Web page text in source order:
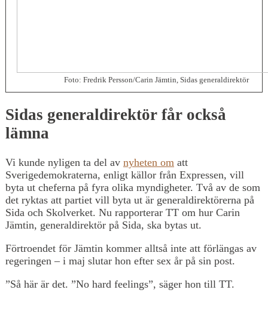
Foto: Fredrik Persson/Carin Jämtin, Sidas generaldirektör
Sidas generaldirektör får också
lämna
Vi kunde nyligen ta del av nyheten om att
Sverigedemokraterna, enligt källor från Expressen, vill
byta ut cheferna på fyra olika myndigheter. Två av de som
det ryktas att partiet vill byta ut är generaldirektörerna på
Sida och Skolverket. Nu rapporterar TT om hur Carin
Jämtin, generaldirektör på Sida, ska bytas ut.
Förtroendet för Jämtin kommer alltså inte att förlängas av
regeringen – i maj slutar hon efter sex år på sin post.
”Så här är det. ”No hard feelings”, säger hon till TT.